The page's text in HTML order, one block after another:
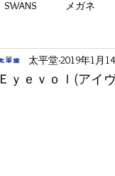
SWANS メガネ
ネ レンズ オ
Ｅｙｅｖｏｌ(アイ
太平堂2019年1月